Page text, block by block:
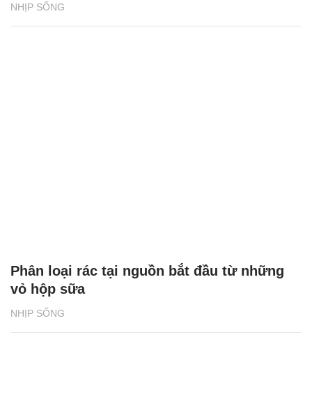
NHỊP SỐNG
NHỊP SỐNG
Phân loại rác tại nguồn bắt đầu từ những
vỏ hộp sữa